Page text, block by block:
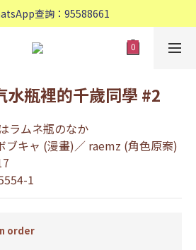
查詢：95588661
查詢：95588661
享: 購物滿$800, 免運費
水瓶裡的千歲同學 #2
ラムネ瓶のなか
ブキャ (漫畫)／ raemz (角色原案)
1
order